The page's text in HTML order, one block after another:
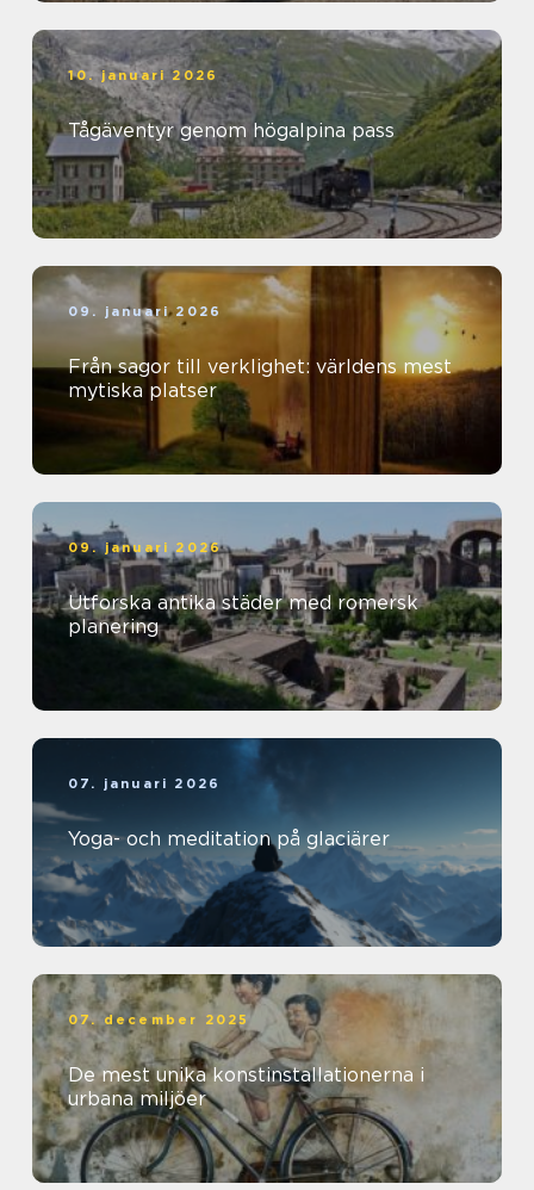
10. januari 2026
Tågäventyr genom högalpina pass
09. januari 2026
Från sagor till verklighet: världens mest
mytiska platser
09. januari 2026
Utforska antika städer med romersk
planering
07. januari 2026
Yoga- och meditation på glaciärer
07. december 2025
De mest unika konstinstallationerna i
urbana miljöer